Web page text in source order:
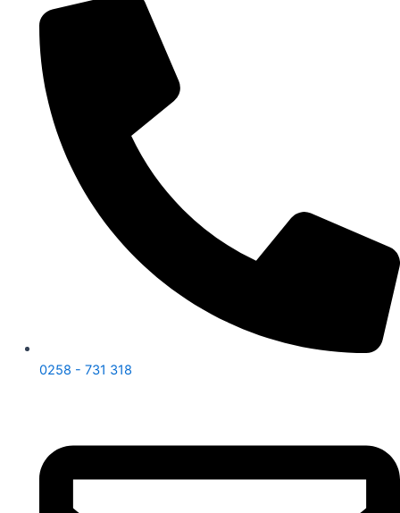
0258 - 731 318